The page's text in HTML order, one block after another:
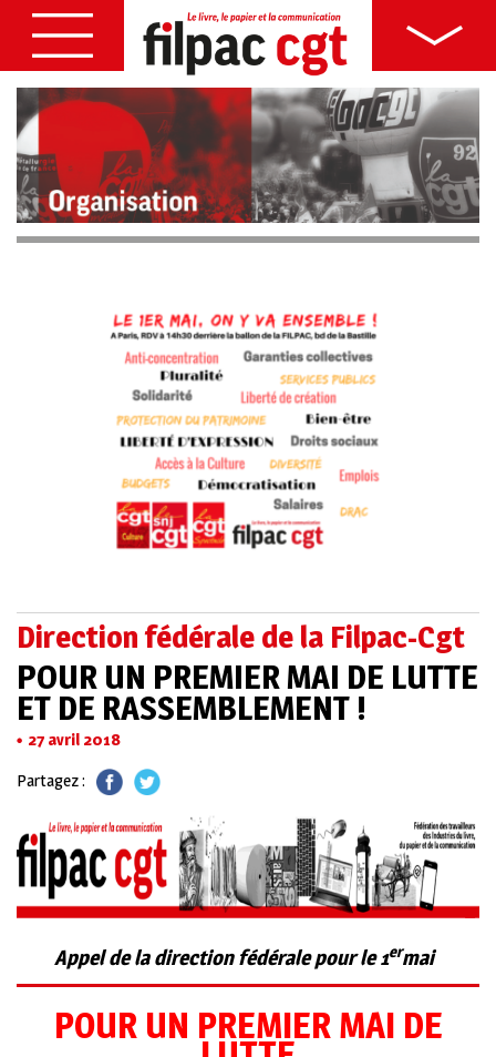
Direction fédérale de la Filpac-Cgt
POUR UN PREMIER MAI DE LUTTE
ET DE RASSEMBLEMENT !
27 avril 2018
Partagez :
Appel de la direction fédérale pour le 1ermai
POUR UN PREMIER MAI DE